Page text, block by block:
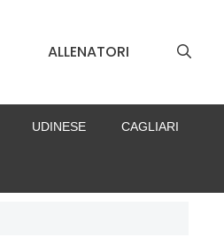
ALLENATORI
UDINESE CAGLIARI